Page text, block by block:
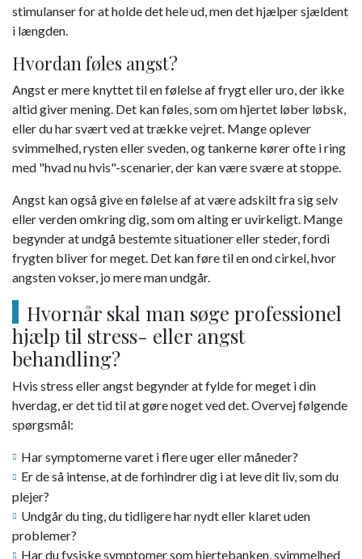
stimulanser for at holde det hele ud, men det hjælper sjældent
i længden.
Hvordan føles angst?
Angst er mere knyttet til en følelse af frygt eller uro, der ikke
altid giver mening. Det kan føles, som om hjertet løber løbsk,
eller du har svært ved at trække vejret. Mange oplever
svimmelhed, rysten eller sveden, og tankerne kører ofte i ring
med "hvad nu hvis"-scenarier, der kan være svære at stoppe.
Angst kan også give en følelse af at være adskilt fra sig selv
eller verden omkring dig, som om alting er uvirkeligt. Mange
begynder at undgå bestemte situationer eller steder, fordi
frygten bliver for meget. Det kan føre til en ond cirkel, hvor
angsten vokser, jo mere man undgår.
Hvornår skal man søge professionel
hjælp til stress- eller angst
behandling?
Hvis stress eller angst begynder at fylde for meget i din
hverdag, er det tid til at gøre noget ved det. Overvej følgende
spørgsmål:
Har symptomerne varet i flere uger eller måneder?
Er de så intense, at de forhindrer dig i at leve dit liv, som du
plejer?
Undgår du ting, du tidligere har nydt eller klaret uden
problemer?
Har du fysiske symptomer som hjertebanken, svimmelhed